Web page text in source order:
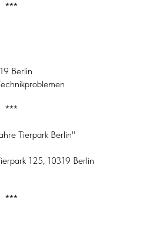
***
Berlin
***
Tierpark Berlin"
125, 10319 Berlin
***